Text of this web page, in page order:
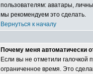
пользователям: аватары,
мы рекомендуем это сделать.
Вернуться к началу
Почему меня автоматически
Если вы не отметили галочкой
ограниченное время. Это